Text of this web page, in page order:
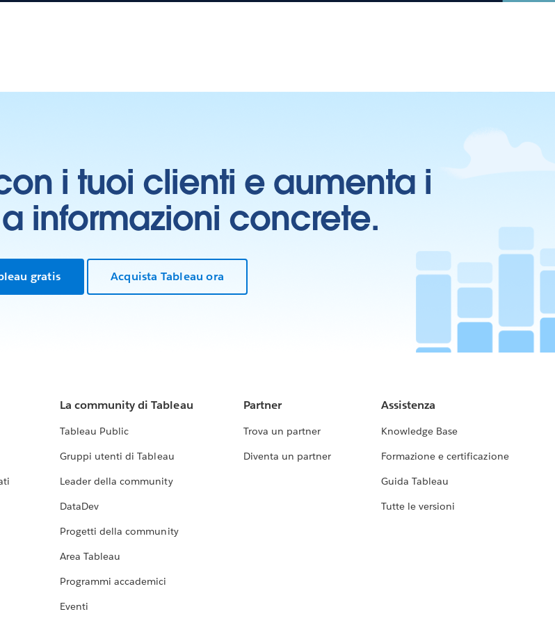
i tuoi clienti e aumenta i
informazioni concrete.
gratis Acquista Tableau ora
La community di Tableau
Tableau Public
Gruppi utenti di Tableau
Leader della community
DataDev
Progetti della community
Area Tableau
Programmi accademici
Eventi
Partner
Trova un partner
Diventa un partner
Assistenza
Knowledge Base
Formazione e certificazione
Guida Tableau
Tutte le versioni